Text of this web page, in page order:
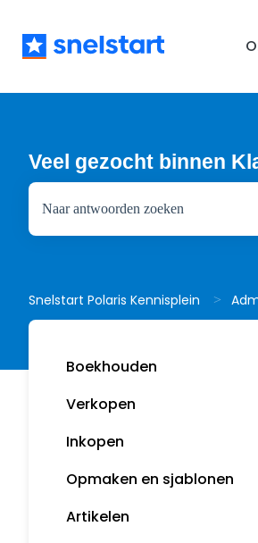
Veel gezocht binnen
Snelstart Polaris Kennisplein
Boekhouden
Boekhouden
Aangifte
Voorbeeldboekingen
Grootboekrekeningen
Verkopen
Klanten
Kassa
Factureren
Inkopen
Leveranciers
InControle (inkopen en
Opmaken en sjablonen
Artikelen